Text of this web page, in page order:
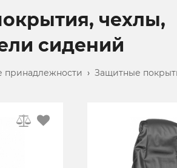
чехлы,
сидений
принадлежности › Защитные